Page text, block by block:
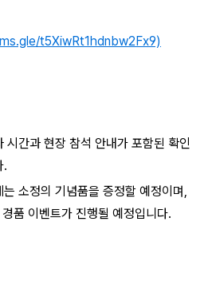
t5XiwRt1hdnbw2Fx9)
간과 현장 참석 안내가 포함된 확인
.
소정의 기념품을 증정할 예정이며,
품 이벤트가 진행될 예정입니다.